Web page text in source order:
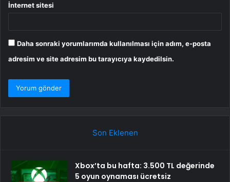
İnternet sitesi
Daha sonraki yorumlarımda kullanılması için adım, e-posta
adresim ve site adresim bu tarayıcıya kaydedilsin.
Son Eklenen
Xbox’ta bu hafta: 3.500 TL değerinde
5 oyun oynaması ücretsiz